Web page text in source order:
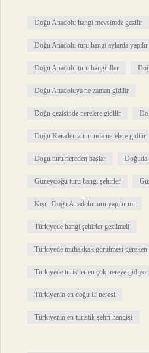
Doğu Anadolu hangi mevsimde gezilir
Doğu Anadolu turu hangi aylarda yapılır
Doğu Anadolu turu hangi iller
Doğu Anadoluya ne zaman gidilir
Doğu gezisinde nerelere gidilir
Doğu Karadeniz turunda nerelere gidilir
Dogu turu nereden başlar
Güneydoğu turu hangi şehirler
Kışın Doğu Anadolu turu yapılır mı
Türkiyede hangi şehirler gezilmeli
Türkiyede muhakkak görülmesi
Türkiyede turistler en çok nereye gidiyor
Türkiyenin en doğu ili neresi
Türkiyenin en turistik şehri hangisi